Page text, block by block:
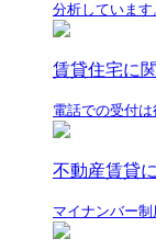
分析しています
賃貸住宅に
電話での受付
不動産賃貸
マイナンバー